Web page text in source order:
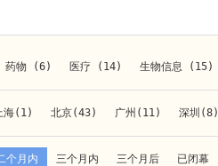
药物 (6) 医疗 (14) 生物信息 (15)
海(1) 北京(43) 广州(11) 深圳(8)
郑州(1)
个月内 三个月内 三个月后 已闭幕